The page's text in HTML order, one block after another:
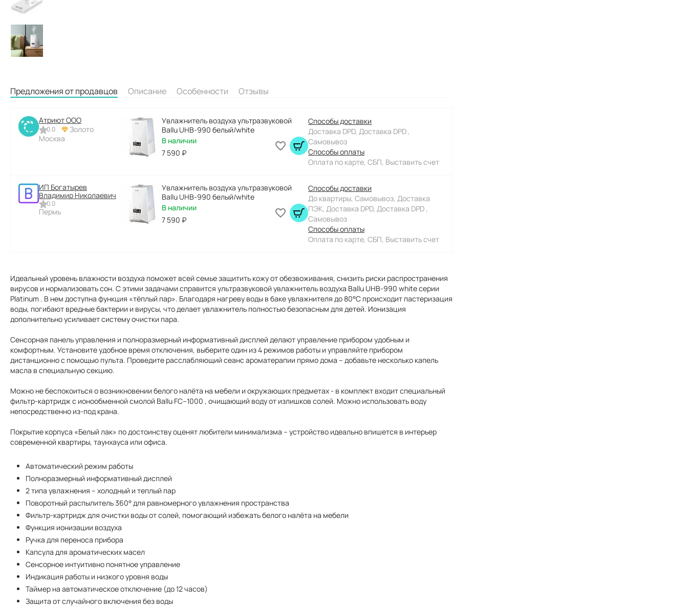
Предложения от продавцов Описание Особенности Отзывы
Атриют ООО
0.0
Золото
Москва
Увлажнитель воздуха ультразвуковой
Ballu UHB-990 белый/white
В наличии
7 590 ₽
Способы доставки
Доставка DPD, Доставка DPD ,
Самовывоз
Способы оплаты
Оплата по карте, СБП, Выставить счет
ИП Богатырев
Владимир Николаевич
0.0
Пермь
Увлажнитель воздуха ультразвуковой
Ballu UHB-990 белый/white
В наличии
7 590 ₽
Способы доставки
До квартиры, Самовывоз, Доставка
ПЭК, Доставка DPD, Доставка DPD ,
Самовывоз
Способы оплаты
Оплата по карте, СБП, Выставить счет
Идеальный уровень влажности воздуха поможет всей семье защитить кожу от обезвоживания, снизить риски распространения
вирусов и нормализовать сон. С этими задачами справится ультразвуковой увлажнитель воздуха Ballu UHB-990 white серии
Platinum . В нем доступна функция «тёплый пар». Благодаря нагреву воды в баке увлажнителя до 80°C происходит пастеризация
воды, погибают вредные бактерии и вирусы, что делает увлажнитель полностью безопасным для детей. Ионизация
дополнительно усиливает систему очистки пара.
Сенсорная панель управления и полноразмерный информативный дисплей делают управление прибором удобным и
комфортным. Установите удобное время отключения, выберите один из 4 режимов работы и управляйте прибором
дистанционно с помощью пульта. Проведите расслабляющий сеанс ароматерапии прямо дома – добавьте несколько капель
масла в специальную секцию.
Можно не беспокоиться о возникновении белого налёта на мебели и окружающих предметах - в комплект входит специальный
фильтр-картридж с ионообменной смолой Ballu FC–1000 , очищающий воду от излишков солей. Можно использовать воду
непосредственно из-под крана.
Покрытие корпуса «Белый лак» по достоинству оценят любители минимализма – устройство идеально впишется в интерьер
современной квартиры, таунхауса или офиса.
Автоматический режим работы
Полноразмерный информативный дисплей
2 типа увлажнения – холодный и теплый пар
Поворотный распылитель 360° для равномерного увлажнения пространства
Фильтр-картридж для очистки воды от солей, помогающий избежать белого налёта на мебели
Функция ионизации воздуха
Ручка для переноса прибора
Капсула для ароматических масел
Сенсорное интуитивно понятное управление
Индикация работы и низкого уровня воды
Таймер на автоматическое отключение (до 12 часов)
Защита от случайного включения без воды